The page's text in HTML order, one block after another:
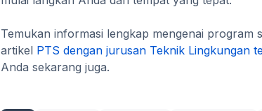
Temukan informasi lengkap mengenai program
artikel PTS dengan jurusan Teknik Lingkungan
Anda sekarang juga.